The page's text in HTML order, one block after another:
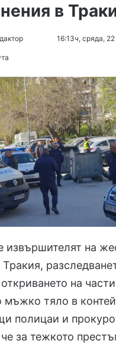
в
Send16:13ч, сряда,
извършителят на
на
мъжко тяло в
полицаи и
за тежкото